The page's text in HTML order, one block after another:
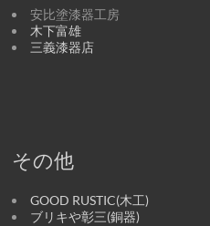
安比塗漆器工房
木下富雄
三義漆器店
その他
GOOD RUSTIC(木工)
ブリキや彰三(銅器)